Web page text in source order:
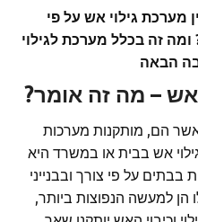
מערכת גילוי אש על פי
זה בכלל מערכת לגילוי
הבאה
אש – מה זה אומר?
הם, מותקנות מערכות
אש בבית או במשרד היא
על פי צורך ובבנייני
למעשה הנפוצות ביותר,